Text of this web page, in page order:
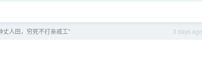
3 days ago
丈人田，穷死不打亲戚工”